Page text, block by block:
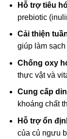
Hỗ trợ tiêu
prebiotic
Cải thiện
giúp làm sạch
Chống oxy
thực vật và
Cung cấp
khoáng chất
Hỗ trợ ổn
của củ ngưu